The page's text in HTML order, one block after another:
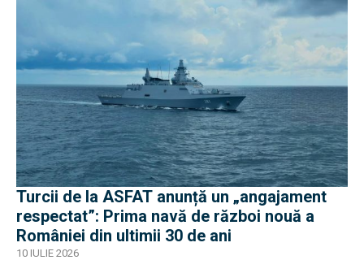
Turcii de la ASFAT anunță un „angajament
respectat”: Prima navă de război nouă a
României din ultimii 30 de ani
10 IULIE 2026